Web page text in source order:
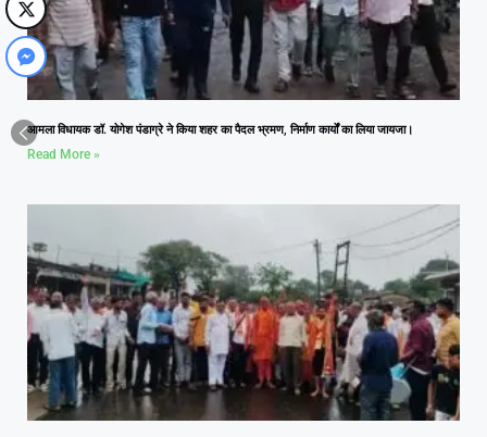
आमला विधायक डॉ. योगेश पंडाग्रे ने किया शहर का पैदल भ्रमण, निर्माण कार्यों का लिया जायजा।
Read More »